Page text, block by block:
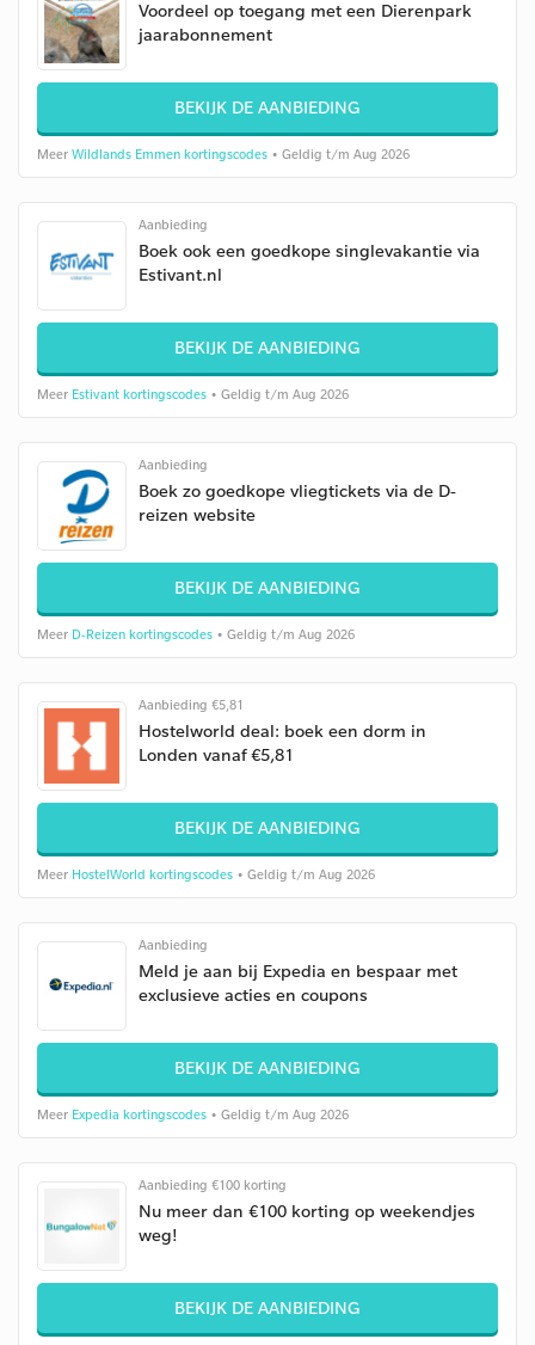
Voordeel op toegang met een Dierenpark
jaarabonnement
BEKIJK DE AANBIEDING
Meer Wildlands Emmen kortingscodes • Geldig t/m Aug 2026
Aanbieding
Boek ook een goedkope singlevakantie via
Estivant.nl
BEKIJK DE AANBIEDING
Meer Estivant kortingscodes • Geldig t/m Aug 2026
Aanbieding
Boek zo goedkope vliegtickets via de D-
reizen website
BEKIJK DE AANBIEDING
Meer D-Reizen kortingscodes • Geldig t/m Aug 2026
Aanbieding €5,81
Hostelworld deal: boek een dorm in
Londen vanaf €5,81
BEKIJK DE AANBIEDING
Meer HostelWorld kortingscodes • Geldig t/m Aug 2026
Aanbieding
Meld je aan bij Expedia en bespaar met
exclusieve acties en coupons
BEKIJK DE AANBIEDING
Meer Expedia kortingscodes • Geldig t/m Aug 2026
Aanbieding €100 korting
Nu meer dan €100 korting op weekendjes
weg!
BEKIJK DE AANBIEDING